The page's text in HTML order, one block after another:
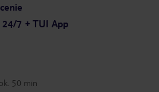
7 + TUI App
50 min